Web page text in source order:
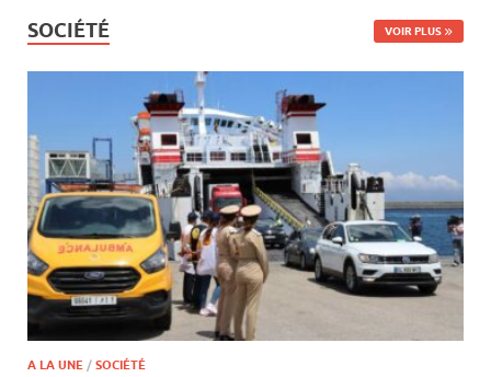
SOCIÉTÉ VOIR PLUS
A LA UNE / SOCIÉTÉ